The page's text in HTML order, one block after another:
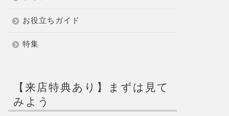
お役立ちガイド
特集
【来店特典あり】まずは見て
みよう